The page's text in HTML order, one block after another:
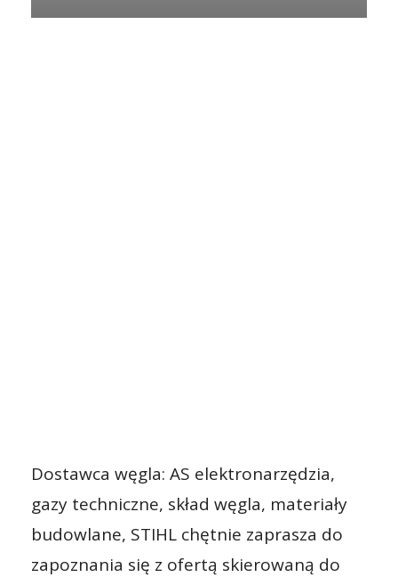
Dostawca węgla: AS elektronarzędzia,
gazy techniczne, skład węgla, materiały
budowlane, STIHL chętnie zaprasza do
zapoznania się z ofertą skierowaną do